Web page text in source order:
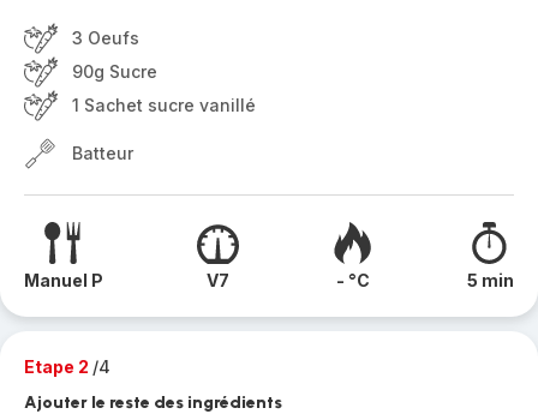
3 Oeufs
90g Sucre
1 Sachet sucre vanillé
Batteur
Manuel P V7 - °C 5 min
Etape 2 /4
Ajouter le reste des ingrédients